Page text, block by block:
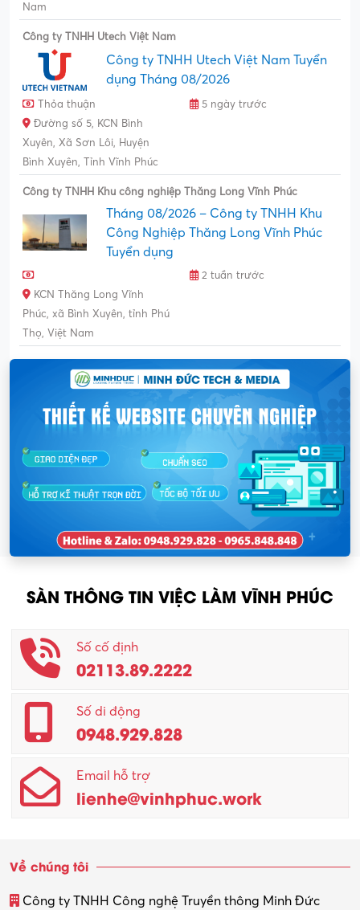
Nam
Công ty TNHH Utech Việt Nam
Công ty TNHH Utech Việt Nam Tuyển
dụng Tháng 08/2026
Thỏa thuận
5 ngày trước
Đường số 5, KCN Bình
Xuyên, Xã Sơn Lôi, Huyện
Bình Xuyên, Tỉnh Vĩnh Phúc
Công ty TNHH Khu công nghiệp Thăng Long Vĩnh Phúc
Tháng 08/2026 – Công ty TNHH Khu
Công Nghiệp Thăng Long Vĩnh Phúc
Tuyển dụng
2 tuần trước
KCN Thăng Long Vĩnh
Phúc, xã Bình Xuyên, tỉnh Phú
Thọ, Việt Nam
SÀN THÔNG TIN VIỆC LÀM VĨNH PHÚC
Số cố định
02113.89.2222
Số di động
0948.929.828
Email hỗ trợ
lienhe@vinhphuc.work
Về chúng tôi
Công ty TNHH Công nghệ Truyền thông Minh Đức